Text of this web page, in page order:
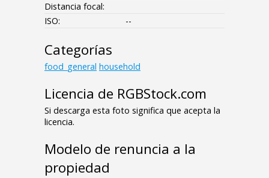
Distancia focal:
ISO:
--
Categorías
food_general household
Licencia de RGBStock.com
Si descarga esta foto significa que acepta la
licencia.
Modelo de renuncia a la
propiedad